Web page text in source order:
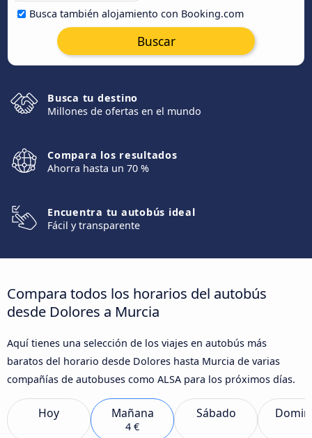
Busca también alojamiento con Booking.com
Buscar
Busca tu destino
Millones de ofertas en el mundo
Compara los resultados
Ahorra hasta un 70 %
Encuentra tu autobús ideal
Fácil y transparente
Compara todos los horarios del autobús
desde Dolores a Murcia
Aquí tienes una selección de los viajes en autobús más
baratos del horario desde Dolores hasta Murcia de varias
compañías de autobuses como ALSA para los próximos días.
Hoy Mañana
4 €
Sábado